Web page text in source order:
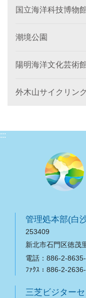
国立海洋科技博物
潮境公園
陽明海洋文化芸術
外木山サイクリン
:::
管理処本部(白
253409
新北市石門区徳茂
電話：886-2-
ﾌｧｸｽ：886-2-
三芝ビジター